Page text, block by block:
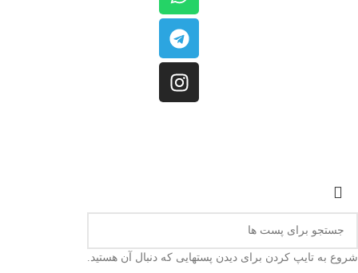
شروع به تایپ کردن برای دیدن پستهایی که دنبال آن هستید.